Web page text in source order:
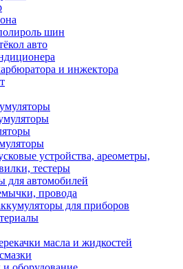
шин
авто
и инжектора
устройства, ареометры,
тестеры
для автомобилей
провода
для приборов
масла и жидкостей